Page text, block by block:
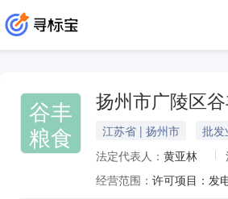
谷丰
粮食
扬州市广陵区
江苏省 | 扬州市 批发
法定代表人： 黄亚林
经营范围：